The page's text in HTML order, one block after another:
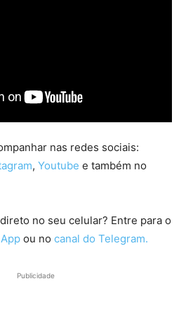
nas redes sociais:
, Youtube e também no
no seu celular? Entre para o
ou no canal do Telegram.
Publicidade